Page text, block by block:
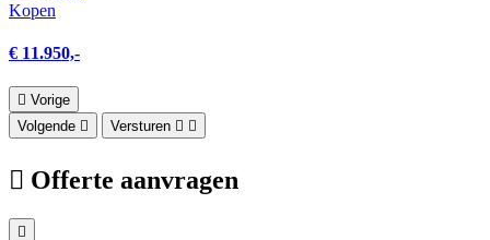
Kopen
€ 11.950,-
Vorige
Volgende
Versturen
Offerte aanvragen